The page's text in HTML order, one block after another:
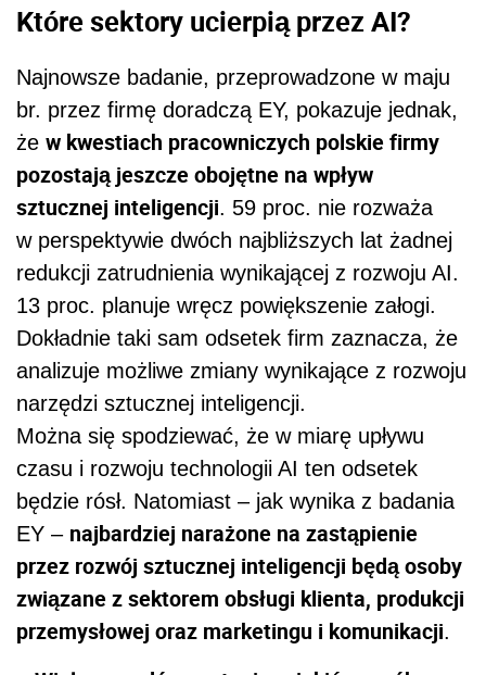
Które sektory ucierpią przez AI?
Najnowsze badanie, przeprowadzone w maju
br. przez firmę doradczą EY, pokazuje jednak,
że w kwestiach pracowniczych polskie firmy
pozostają jeszcze obojętne na wpływ
sztucznej inteligencji. 59 proc. nie rozważa
w perspektywie dwóch najbliższych lat żadnej
redukcji zatrudnienia wynikającej z rozwoju AI.
13 proc. planuje wręcz powiększenie załogi.
Dokładnie taki sam odsetek firm zaznacza, że
analizuje możliwe zmiany wynikające z rozwoju
narzędzi sztucznej inteligencji.
Można się spodziewać, że w miarę upływu
czasu i rozwoju technologii AI ten odsetek
będzie rósł. Natomiast – jak wynika z badania
EY – najbardziej narażone na zastąpienie
przez rozwój sztucznej inteligencji będą osoby
związane z sektorem obsługi klienta, produkcji
przemysłowej oraz marketingu i komunikacji.